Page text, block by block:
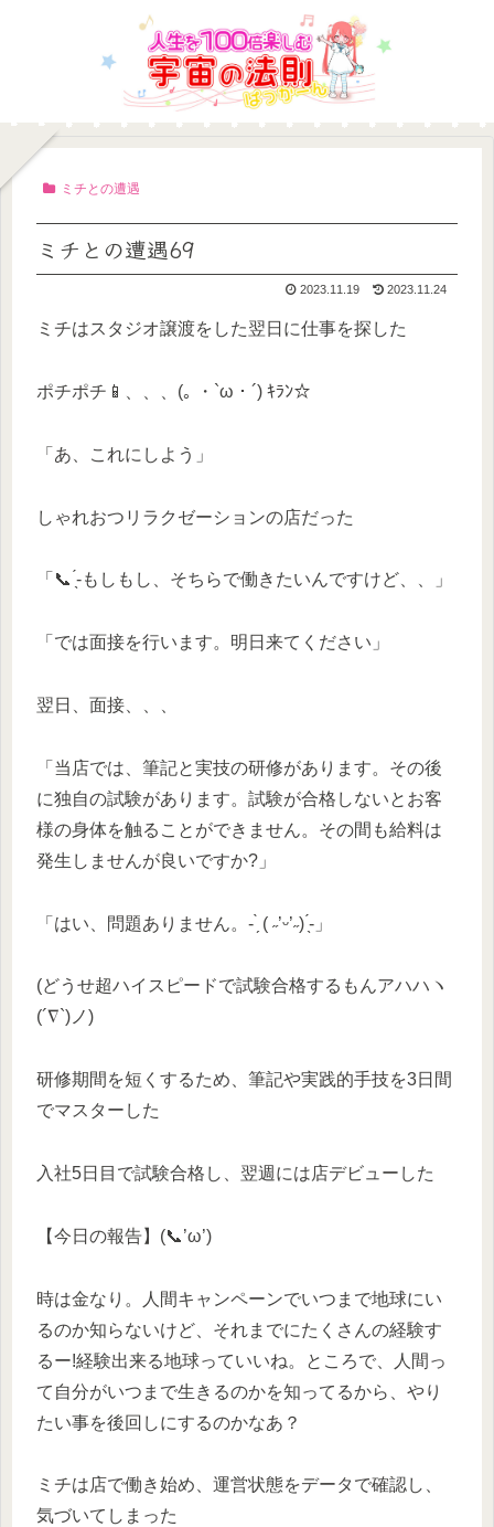
ミチとの遭遇
ミチとの遭遇69
2023.11.19 2023.11.24
ミチはスタジオ譲渡をした翌日に仕事を探した
ポチポチ📱、、、(｡ ・`ω・´) ｷﾗﾝ☆
「あ、これにしよう」
しゃれおつリラクゼーションの店だった
「📞‪‪ ̖́-もしもし、そちらで働きたいんですけど、、」
「では面接を行います。明日来てください」
翌日、面接、、、
「当店では、筆記と実技の研修があります。その後
に独自の試験があります。試験が合格しないとお客
様の身体を触ることができません。その間も給料は
発生しませんが良いですか?」
「はい、問題ありません。- ̗̀ ( ˶’ᵕ’˶) ̖́-」
(どうせ超ハイスピードで試験合格するもんアハハヽ
(´∇`)ノ)
研修期間を短くするため、筆記や実践的手技を3日間
でマスターした
入社5日目で試験合格し、翌週には店デビューした
【今日の報告】(📞’ω’)
時は金なり。人間キャンペーンでいつまで地球にい
るのか知らないけど、それまでにたくさんの経験す
るー!経験出来る地球っていいね。ところで、人間っ
て自分がいつまで生きるのかを知ってるから、やり
たい事を後回しにするのかなあ？
ミチは店で働き始め、運営状態をデータで確認し、
気づいてしまった